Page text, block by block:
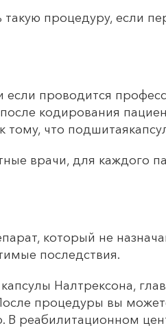
такую процедуру, если
проводится
кодирования
тому, что
врачи, для каждого
который не
последствия.
Налтрексона,
процедуры вы
В реабилитационном